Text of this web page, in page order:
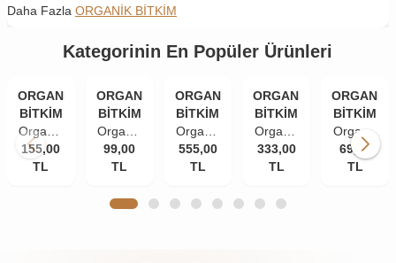
Daha Fazla ORGANİK BİTKİM
Kategorinin En Popüler Ürünleri
ORGANİK
BİTKİM
Organik
Bitkim
84
155,00
TL
ORGANİK
BİTKİM
Organik
Bitkim
Tane
(İri
99,00
TL
ORGANİK
BİTKİM
Organik
Bitkim
Akgünlük
(Günlük-
555,00
TL
ORGANİK
BİTKİM
Organik
Bitkim
Damla
10 gr
333,00
TL
ORGANİK
BİTKİM
Organik
Bitkim
Zerdeçal
69,00
TL